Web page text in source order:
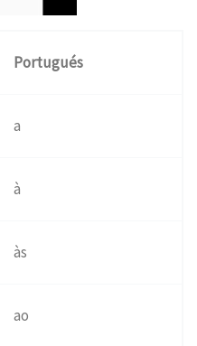
Portugués
a
à
às
ao